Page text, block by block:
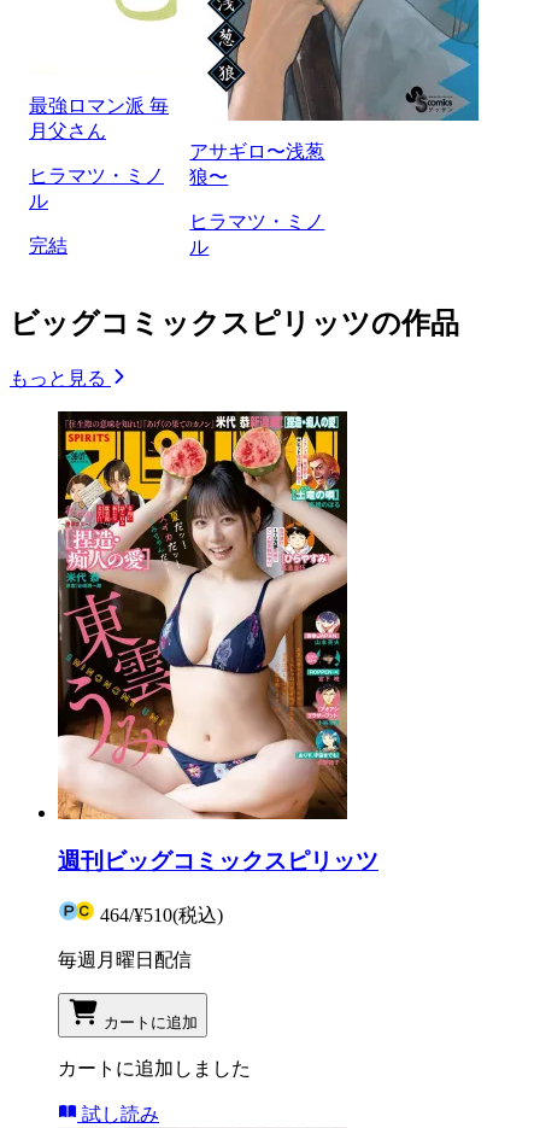
最強ロマン派 毎
月父さん
ヒラマツ・ミノ
ル
完結
アサギロ〜浅葱
狼〜
ヒラマツ・ミノ
ル
ビッグコミックスピリッツの作品
もっと見る
週刊ビッグコミックスピリッツ
464/¥510(税込)
毎週月曜日配信
カートに追加
カートに追加しました
試し読み